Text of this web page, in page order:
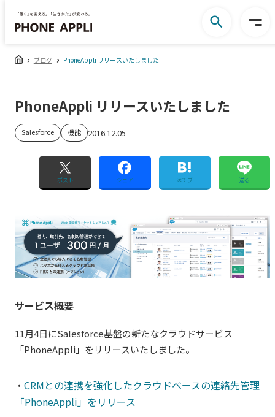
ブログ PhoneAppli リリースいたしました
PhoneAppli リリースいたしました
Salesforce 機能 2016.12.05
ポスト シェア はてブ 送る
サービス概要
11月4日にSalesforce基盤の新たなクラウドサービス
「PhoneAppli」をリリースいたしました。
・ CRMとの連携を強化したクラウドベースの連絡先管理
「PhoneAppli」をリリース